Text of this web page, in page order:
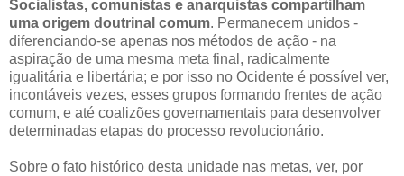
Socialistas, comunistas e anarquistas compartilham
uma origem doutrinal comum. Permanecem unidos -
diferenciando-se apenas nos métodos de ação - na
aspiração de uma mesma meta final, radicalmente
igualitária e libertária; e por isso no Ocidente é possível ver,
incontáveis vezes, esses grupos formando frentes de ação
comum, e até coalizões governamentais para desenvolver
determinadas etapas do processo revolucionário.
Sobre o fato histórico desta unidade nas metas, ver, por